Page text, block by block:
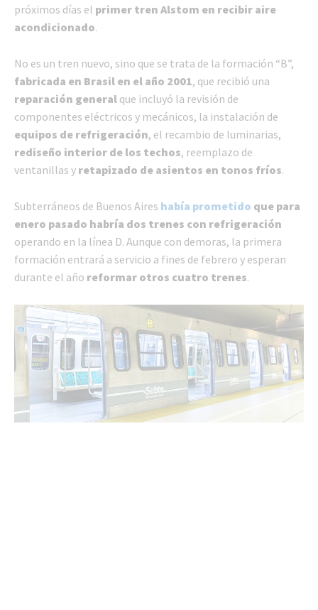
próximos días el primer tren Alstom en recibir aire
acondicionado.
No es un tren nuevo, sino que se trata de la formación “B”,
fabricada en Brasil en el año 2001, que recibió una
reparación general que incluyó la revisión de
componentes eléctricos y mecánicos, la instalación de
equipos de refrigeración, el recambio de luminarias,
rediseño interior de los techos, reemplazo de
ventanillas y retapizado de asientos en tonos fríos.
Subterráneos de Buenos Aires había prometido que para
enero pasado habría dos trenes con refrigeración
operando en la línea D. Aunque con demoras, la primera
formación entrará a servicio a fines de febrero y esperan
durante el año reformar otros cuatro trenes.